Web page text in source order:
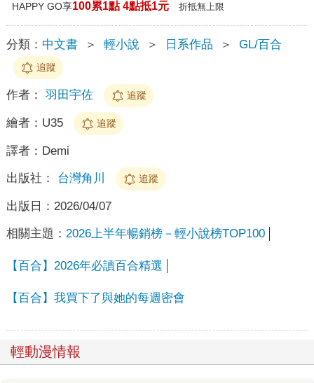
HAPPY GO享100累1點 4點抵1元 折抵無上限
分類： 中文書 ＞ 輕小說 ＞ 日系作品 ＞ GL/百合
追蹤
作者： 羽田宇佐 追蹤
繪者： U35 追蹤
譯者： Demi
出版社： 台灣角川 追蹤
出版日： 2026/04/07
相關主題： 2026上半年暢銷榜－輕小說榜TOP100
【百合】2026年必讀百合精選
【百合】我買下了與她的每週密會
輕動漫情報